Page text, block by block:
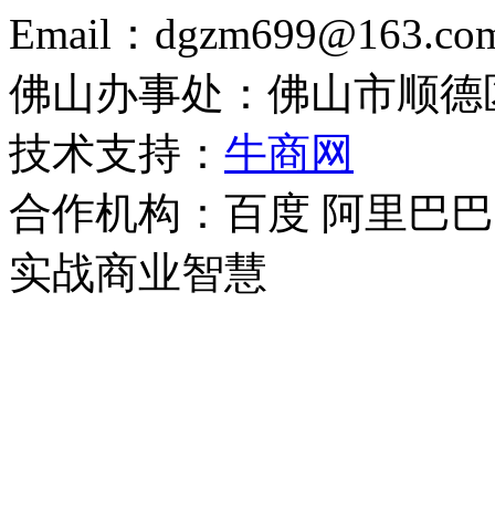
Email：
佛山办事处：佛山市顺
技术支持： 牛商网
合作机构：百度 阿里巴
实战商业智慧